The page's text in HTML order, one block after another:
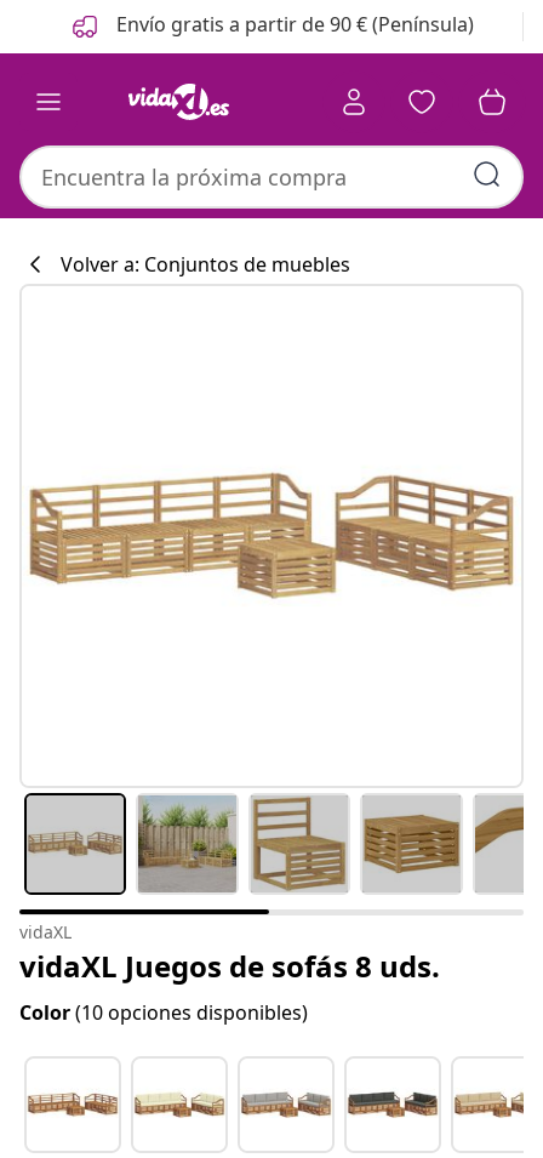
Anterior
Siguiente Envío gratis a partir de 90 € (Península)
Volver a: Conjuntos de muebles
vidaXL
vidaXL Juegos de sofás 8 uds.
Color(10 opciones disponibles)